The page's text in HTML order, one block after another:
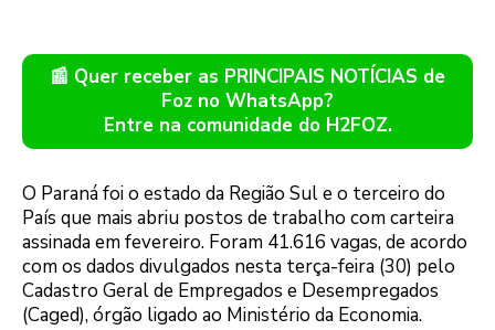
📰 Quer receber as PRINCIPAIS NOTÍCIAS de
Foz no WhatsApp?
Entre na comunidade do H2FOZ.
O Paraná foi o estado da Região Sul e o terceiro do
País que mais abriu postos de trabalho com carteira
assinada em fevereiro. Foram 41.616 vagas, de acordo
com os dados divulgados nesta terça-feira (30) pelo
Cadastro Geral de Empregados e Desempregados
(Caged), órgão ligado ao Ministério da Economia.